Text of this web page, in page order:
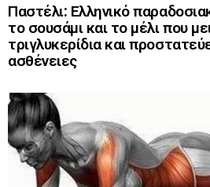
Παστέλι: Ελληνικό
το σουσάμι και το μέλι που
τριγλυκερίδια και
ασθένειες